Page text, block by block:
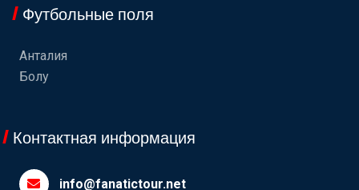
Футбольные поля
Анталия
Болу
Контактная информация
info@fanatictour.net